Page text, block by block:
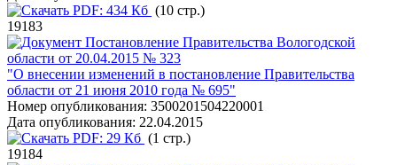
PDF: 434 Кб (10 стр.)
19183
Постановление Правительства Вологодской
области от 20.04.2015 № 323
"О внесении изменений в постановление Правительства
области от 21 июня 2010 года № 695"
Номер опубликования: 3500201504220001
Дата опубликования: 22.04.2015
PDF: 29 Кб (1 стр.)
19184